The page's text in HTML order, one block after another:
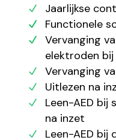
Jaarlijkse
Functionele
Vervanging
elektroden
Vervanging
Uitlezen na
Leen-AED bij
na inzet
Leen-AED bij